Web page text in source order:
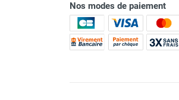
Nos modes de paiement